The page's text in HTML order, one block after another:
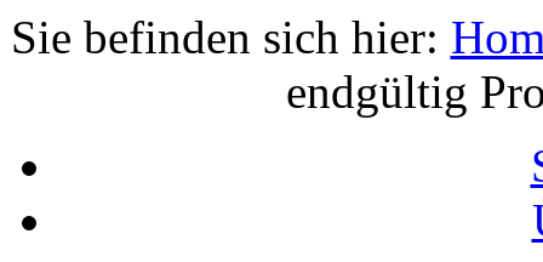
Sie befinden sich hier:
endgültig